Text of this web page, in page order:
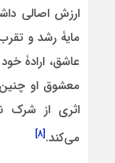
ارزش اصالی
مایۀ رشد و
عاشق، ارادۀ
معشوق او
اثری از شرک
می‌کند.[۸]